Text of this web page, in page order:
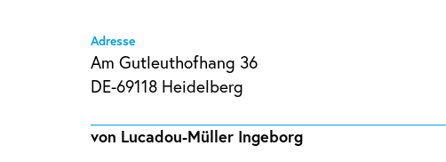
Adresse
Am Gutleuthofhang 36
DE-69118 Heidelberg
von Lucadou-Müller Ingeborg